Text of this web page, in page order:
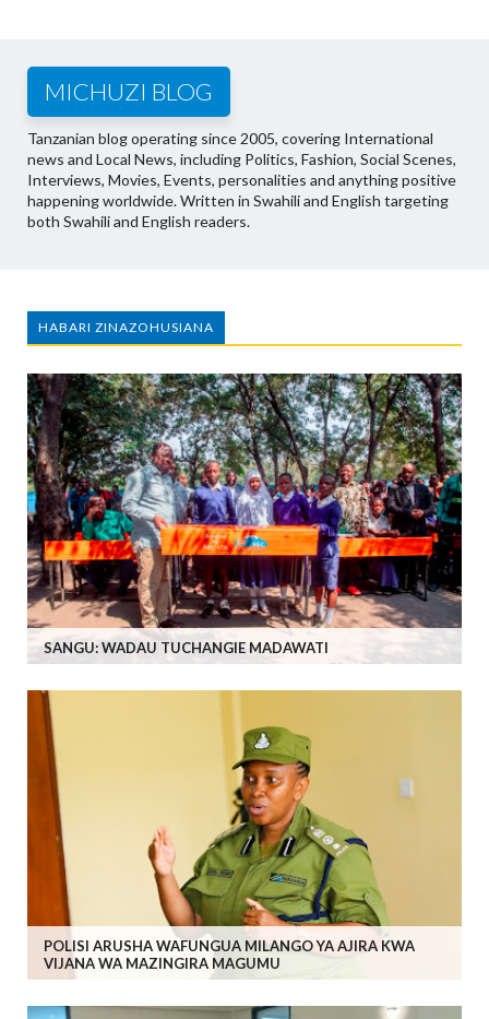
MICHUZI BLOG
Tanzanian blog operating since 2005, covering International
news and Local News, including Politics, Fashion, Social Scenes,
Interviews, Movies, Events, personalities and anything positive
happening worldwide. Written in Swahili and English targeting
both Swahili and English readers.
HABARI ZINAZOHUSIANA
SANGU: WADAU TUCHANGIE MADAWATI
POLISI ARUSHA WAFUNGUA MILANGO YA AJIRA KWA
VIJANA WA MAZINGIRA MAGUMU